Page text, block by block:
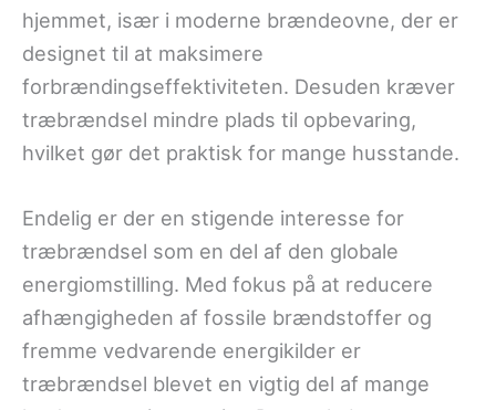
hjemmet, især i moderne brændeovne, der er
designet til at maksimere
forbrændingseffektiviteten. Desuden kræver
træbrændsel mindre plads til opbevaring,
hvilket gør det praktisk for mange husstande.
Endelig er der en stigende interesse for
træbrændsel som en del af den globale
energiomstilling. Med fokus på at reducere
afhængigheden af fossile brændstoffer og
fremme vedvarende energikilder er
træbrændsel blevet en vigtig del af mange